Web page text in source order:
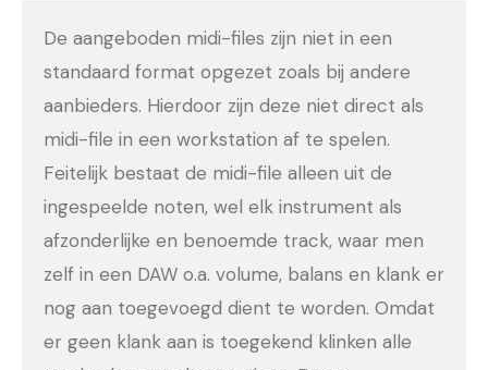
De aangeboden midi-files zijn niet in een
standaard format opgezet zoals bij andere
aanbieders. Hierdoor zijn deze niet direct als
midi-file in een workstation af te spelen.
Feitelijk bestaat de midi-file alleen uit de
ingespeelde noten, wel elk instrument als
afzonderlijke en benoemde track, waar men
zelf in een DAW o.a. volume, balans en klank er
nog aan toegevoegd dient te worden. Omdat
er geen klank aan is toegekend klinken alle